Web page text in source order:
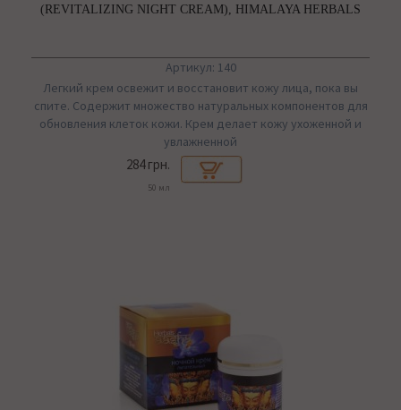
(REVITALIZING NIGHT CREAM), HIMALAYA HERBALS
Артикул: 140
Легкий крем освежит и восстановит кожу лица, пока вы
спите. Содержит множество натуральных компонентов для
обновления клеток кожи. Крем делает кожу ухоженной и
увлажненной
284 грн.
50 мл